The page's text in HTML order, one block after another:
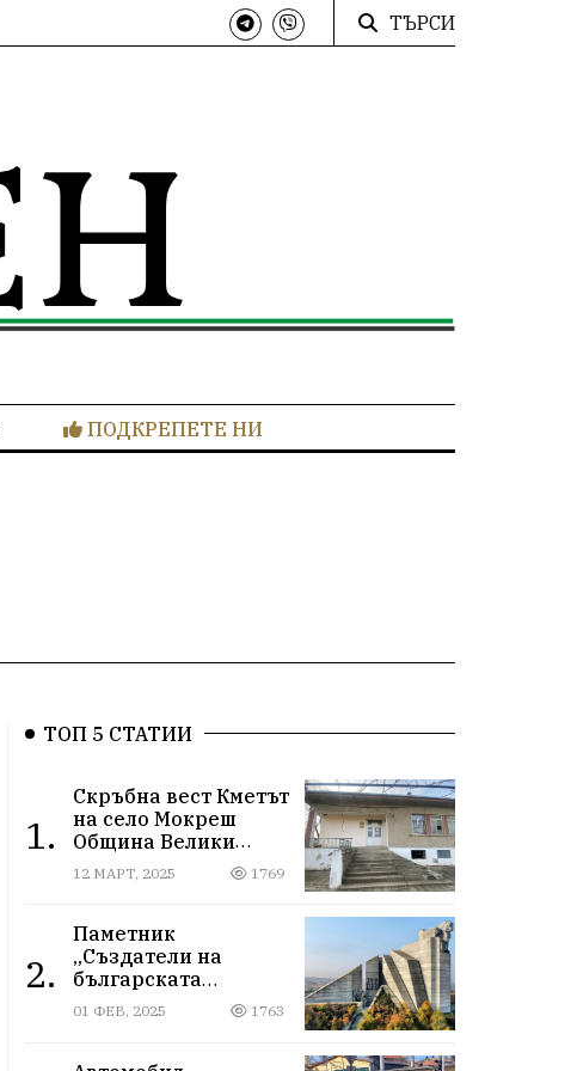
ТЪРСИ
ПОДКРЕПЕТЕ НИ
ТОП 5 СТАТИИ
1.
Скръбна вест Кметът
на село Мокреш
Община Велики
Преслав се самоуби.
12 МАРТ, 2025 1769
2.
Паметник
„Създатели на
българската
държава“
01 ФЕВ, 2025 1763